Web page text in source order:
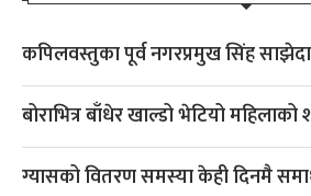
कपिलवस्तुका पूर्व नगरप्रमुख सिंह
बोराभित्र बाँधेर खाल्डो भेटियो
ग्यासको वितरण समस्या केही दिनमै